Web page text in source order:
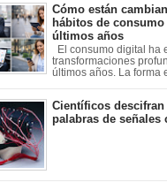
Cómo están
hábitos de
últimos años
El consumo digital ha
transformaciones
últimos años. La forma
Científicos descifran
palabras de señales